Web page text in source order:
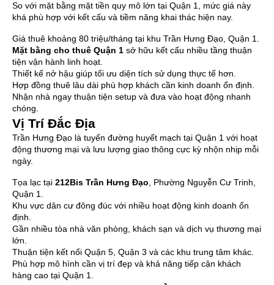
So với mặt bằng mặt tiền quy mô lớn tại Quận 1, mức giá này
khá phù hợp với kết cấu và tiềm năng khai thác hiện nay.
Giá thuê khoảng 80 triệu/tháng tại khu Trần Hưng Đạo, Quận 1.
Mặt bằng cho thuê Quận 1 sở hữu kết cấu nhiều tầng thuận
tiện vận hành linh hoạt.
Thiết kế nở hậu giúp tối ưu diện tích sử dụng thực tế hơn.
Hợp đồng thuê lâu dài phù hợp khách cần kinh doanh ổn định.
Nhận nhà ngay thuận tiện setup và đưa vào hoạt động nhanh
chóng.
Vị Trí Đắc Địa
Trần Hưng Đạo là tuyến đường huyết mạch tại Quận 1 với hoạt
động thương mại và lưu lượng giao thông cực kỳ nhộn nhịp mỗi
ngày.
Tọa lạc tại 212Bis Trần Hưng Đạo, Phường Nguyễn Cư Trinh,
Quận 1.
Khu vực dân cư đông đúc với nhiều hoạt động kinh doanh ổn
định.
Gần nhiều tòa nhà văn phòng, khách sạn và dịch vụ thương mại
lớn.
Thuận tiện kết nối Quận 5, Quận 3 và các khu trung tâm khác.
Phù hợp mô hình cần vị trí đẹp và khả năng tiếp cận khách
hàng cao tại Quận 1.